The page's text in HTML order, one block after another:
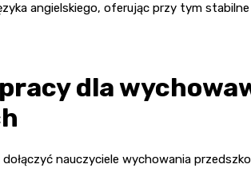
angielskiego, oferując przy tym
dla
nauczyciele wychowania